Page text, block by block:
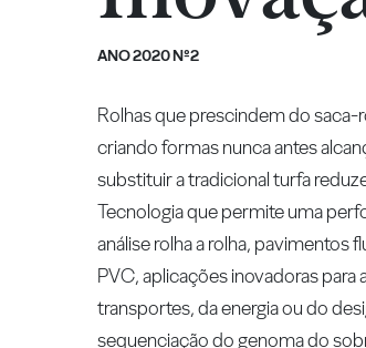
ANO 2020 Nº2
Rolhas que prescindem do
criando formas nunca antes
substituir a tradicional turfa
Tecnologia que permite uma
análise rolha a rolha, pavimentos
PVC, aplicações inovadoras
transportes, da energia ou do
sequenciação do genoma do